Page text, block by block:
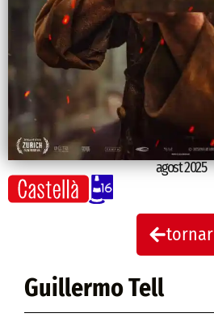
agost 2025
tornar
Guillermo Tell